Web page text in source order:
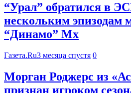
“Урал” обратился в
нескольким эпизодам
“Динамо” Мх
Газета.Ru3 месяца спустя 0
Морган Роджерс из
признан игроком